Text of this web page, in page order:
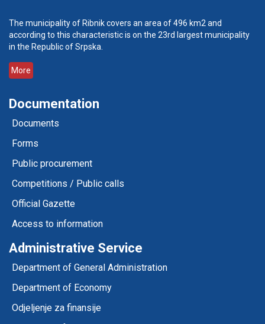
The municipality of Ribnik covers an area of 496 km2 and
according to this characteristic is on the 23rd largest municipality
in the Republic of Srpska.
More
Documentation
Documents
Forms
Public procurement
Competitions / Public calls
Official Gazette
Access to information
Administrative Service
Department of General Administration
Department of Economy
Odjeljenje za finansije